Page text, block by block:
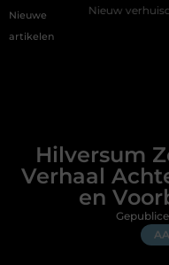
Nieuwe
artikelen
verhuisd naar Laren?
Hilversum
Verhaal
en